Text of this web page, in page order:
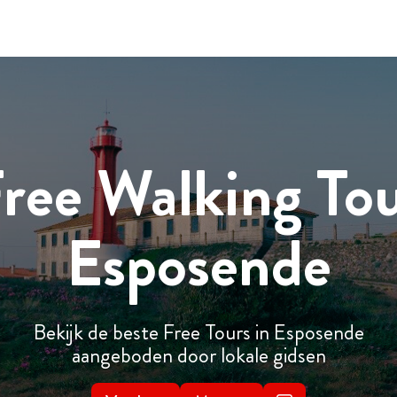
Walking
Esposende
Bekijk de beste Free Tours in Esposende
aangeboden door lokale gidsen